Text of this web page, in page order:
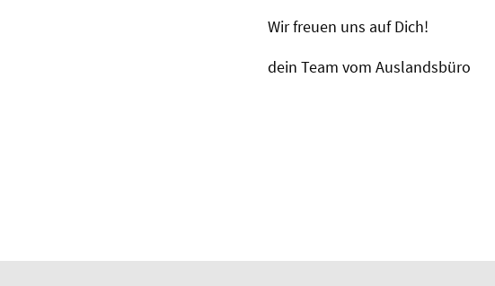
Wir freuen uns auf Dich!
dein Team vom Auslandsbüro